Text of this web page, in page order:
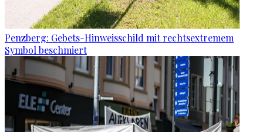
Penzberg: Gebets-Hinweisschild mit rechtsextremem
Symbol beschmiert